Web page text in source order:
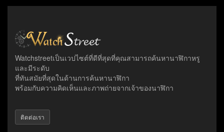
Watchstreetเป็นเวปไซต์ที่ดีที่สุดที่คุณสามารถค้นหานาฬิกาหรู
และมีระดับ
ที่ทันสมัยที่สุดในด้านการค้นหานาฬิกา
พร้อมกับความคิดเห็นและภาพถ่ายจากเจ้าของนาฬิกา
ติดต่อเรา